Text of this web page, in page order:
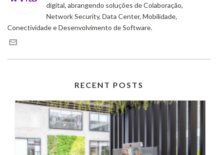
digital, abrangendo soluções de Colaboração,
Network Security, Data Center, Mobilidade,
Conectividade e Desenvolvimento de Software.
RECENT POSTS